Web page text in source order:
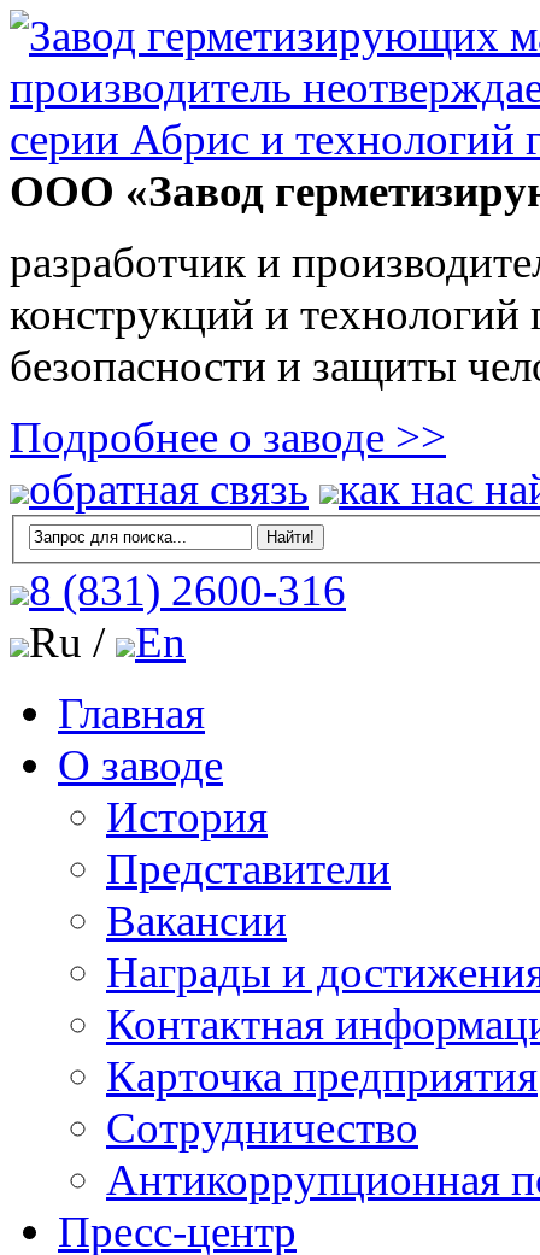
ООО «Завод
разработчик и
конструкций и
безопасности и защиты
Подробнее о заводе >>
обратная связь
как нас
8 (831) 2600-316
Ru /
En
Главная
О заводе
История
Представители
Вакансии
Награды и
Контактная
Карточка предприятия
Сотрудничество
Антикоррупционная
Пресс-центр